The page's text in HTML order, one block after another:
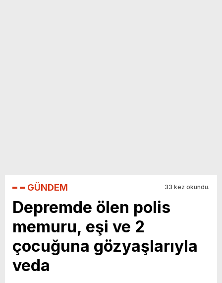
GÜNDEM 33 kez okundu.
Depremde ölen polis
memuru, eşi ve 2
çocuğuna gözyaşlarıyla
veda